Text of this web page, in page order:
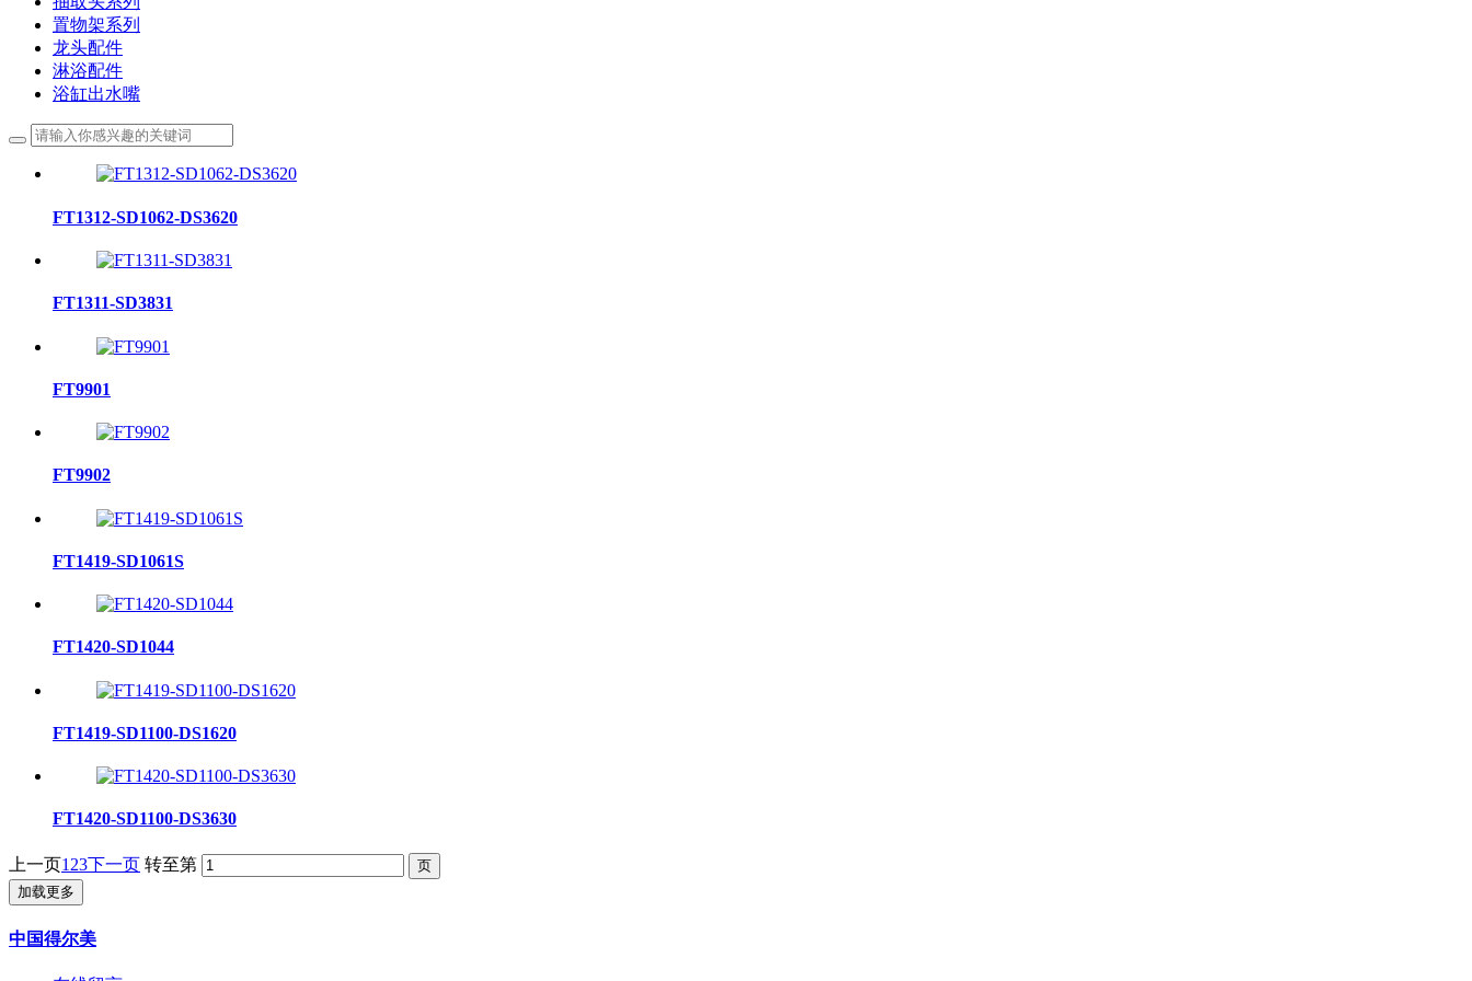
置物架系列
龙头配件
淋浴配件
浴缸出水嘴
FT1312-SD1062-DS3620
FT1311-SD3831
FT9901
FT9902
FT1419-SD1061S
FT1420-SD1044
FT1419-SD1100-DS1620
FT1420-SD1100-DS3630
上一页1 23下一页 转至第
加载更多
中国得尔美